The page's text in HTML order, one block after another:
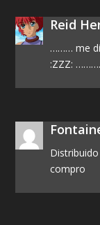
Reid
……… me
:ZZZ:
compro